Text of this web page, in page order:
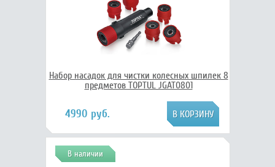
Набор насадок для чистки колесных шпилек 8
предметов TOPTUL JGAT0801
4990 руб.
В наличии